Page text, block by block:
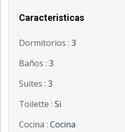
Caracteristicas
Dormitorios : 3
Baños : 3
Suites : 3
Toilette : Si
Cocina : Cocina